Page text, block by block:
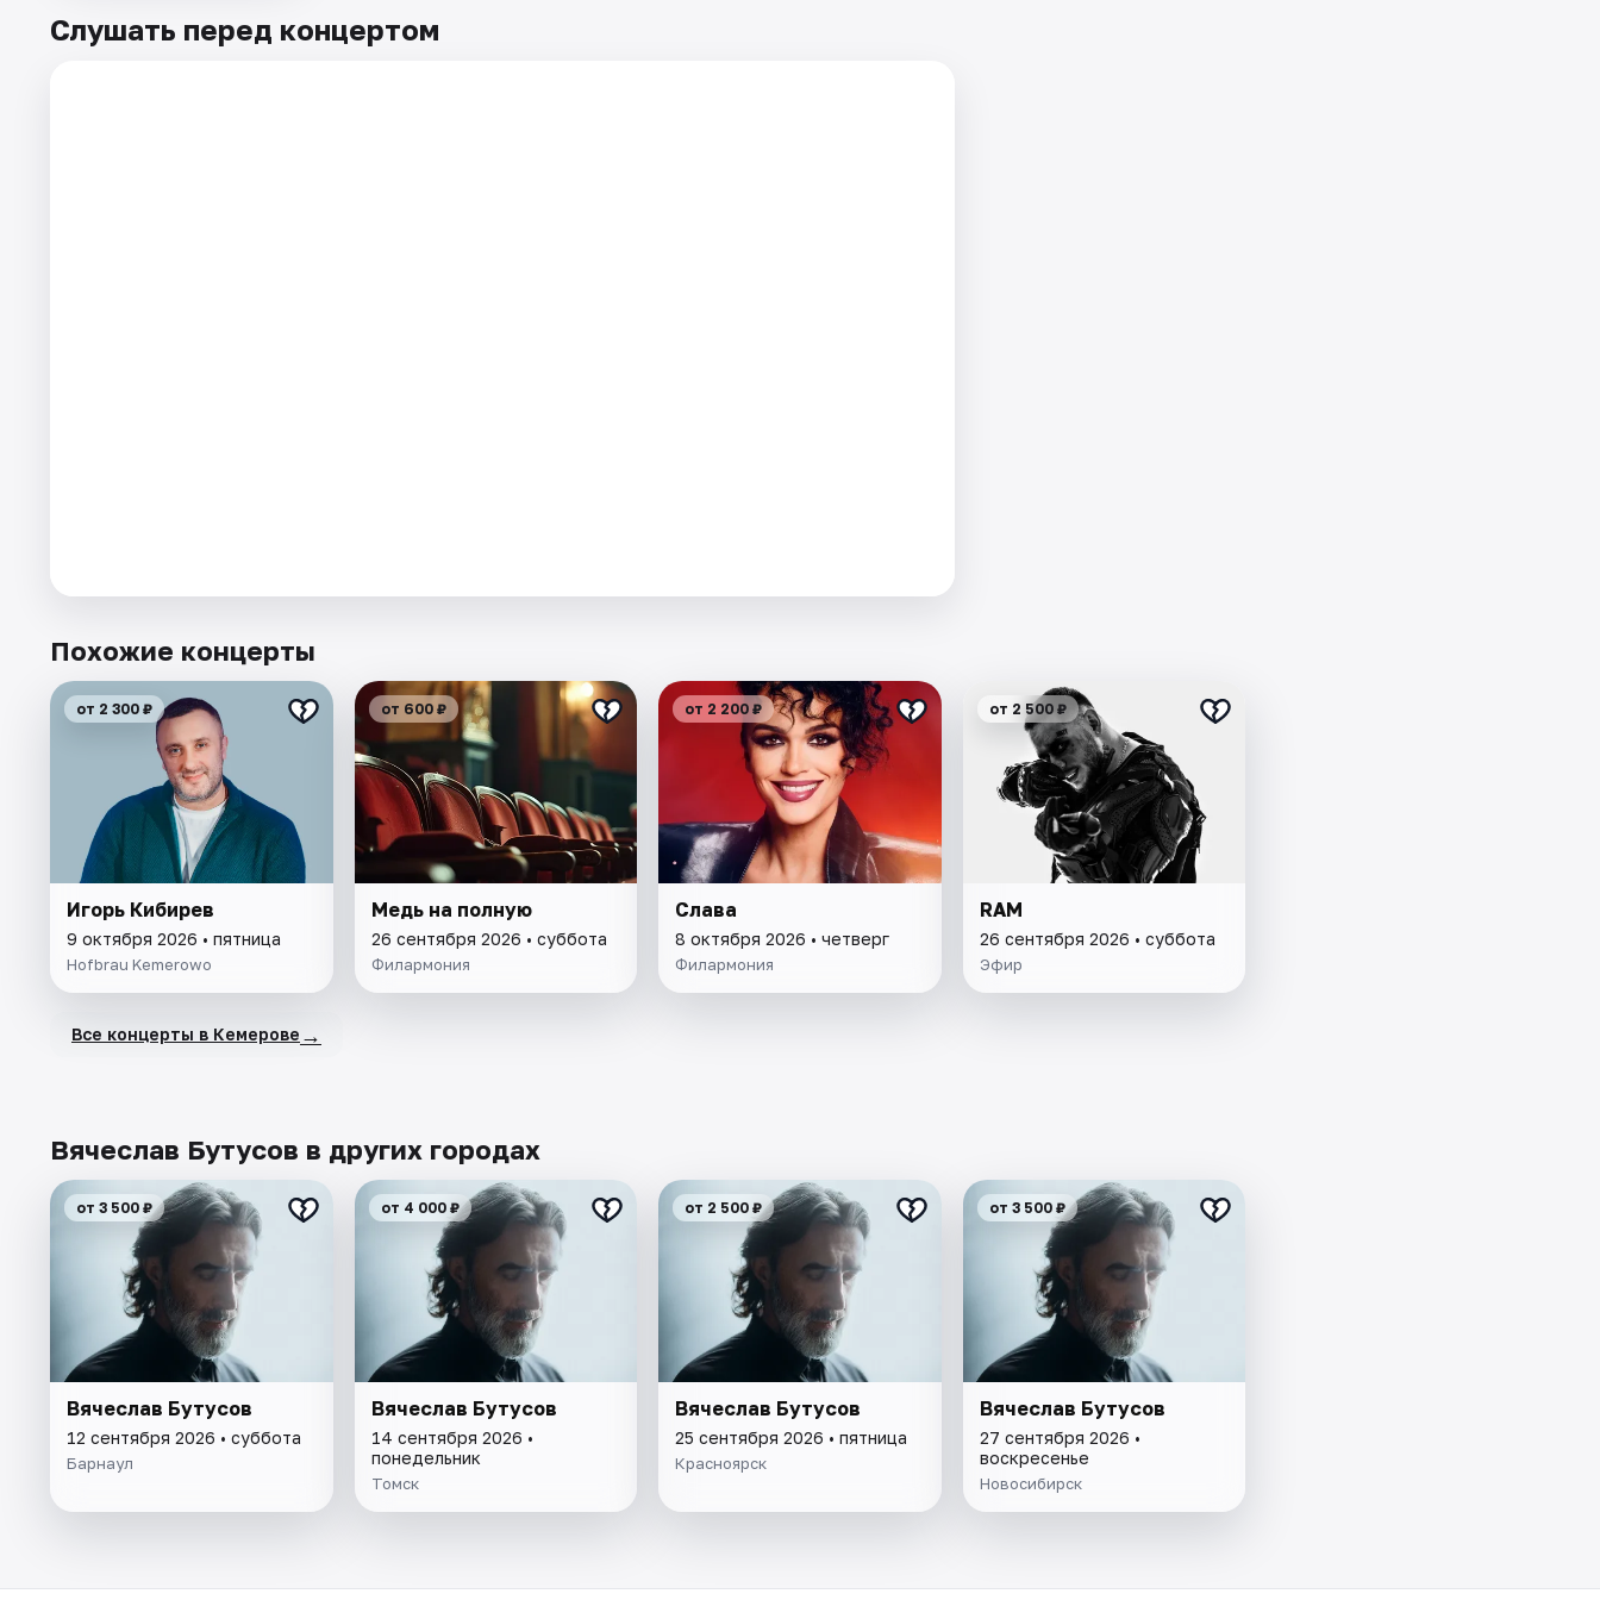
Слушать перед концертом
Похожие концерты
от 2 300 ₽
Игорь Кибирев
9 октября 2026 • пятница
Hofbrau Kemerowo
от 600 ₽
Медь на полную
26 сентября 2026 • суббота
Филармония
от 2 200 ₽
Слава
8 октября 2026 • четверг
Филармония
от 2 500 ₽
RAM
26 сентября 2026 • суббота
Эфир
Все концерты в Кемерове →
Вячеслав Бутусов в других городах
от 3 500 ₽
Вячеслав Бутусов
12 сентября 2026 • суббота
Барнаул
от 4 000 ₽
Вячеслав Бутусов
14 сентября 2026 •
понедельник
Томск
от 2 500 ₽
Вячеслав Бутусов
25 сентября 2026 • пятница
Красноярск
от 3 500 ₽
Вячеслав Бутусов
27 сентября 2026 •
воскресенье
Новосибирск